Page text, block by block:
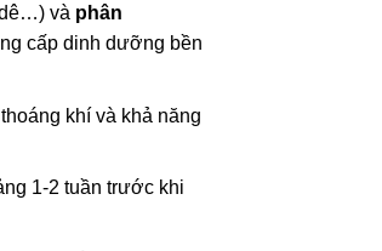
và phân
cấp dinh dưỡng bền
khí và khả năng
1-2 tuần trước khi